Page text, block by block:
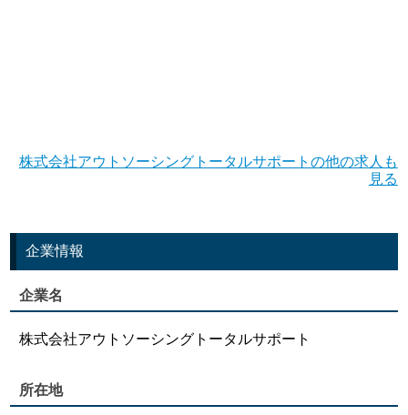
株式会社アウトソーシングトータルサポートの他の求人も
見る
企業情報
企業名
株式会社アウトソーシングトータルサポート
所在地